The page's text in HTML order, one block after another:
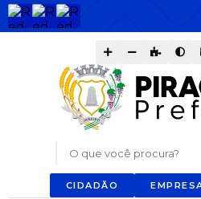
O que você procura?
CIDADÃO